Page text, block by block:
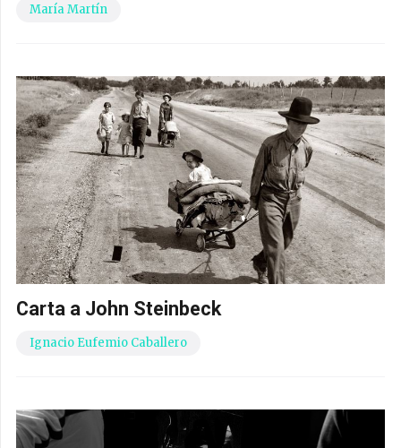
María Martín
Carta a John Steinbeck
Ignacio Eufemio Caballero